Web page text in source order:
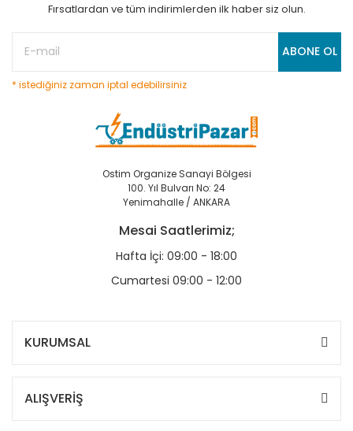
Fırsatlardan ve tüm indirimlerden ilk haber siz olun.
ABONE OL
* istediğiniz zaman iptal edebilirsiniz
Ostim Organize Sanayi Bölgesi
100. Yıl Bulvarı No: 24
Yenimahalle / ANKARA
Mesai Saatlerimiz;
Hafta İçi: 09:00 - 18:00
Cumartesi 09:00 - 12:00
KURUMSAL
ALIŞVERİŞ